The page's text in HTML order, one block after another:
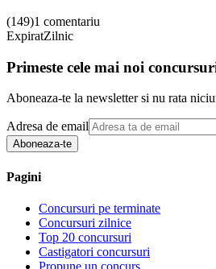
(149)1 comentariu
ExpiratZilnic
Primeste cele mai noi
Aboneaza-te la newsletter si nu rata
Adresa de email
Aboneaza-te
Pagini
Concursuri pe terminate
Concursuri zilnice
Top 20 concursuri
Castigatori concursuri
Propune un concurs